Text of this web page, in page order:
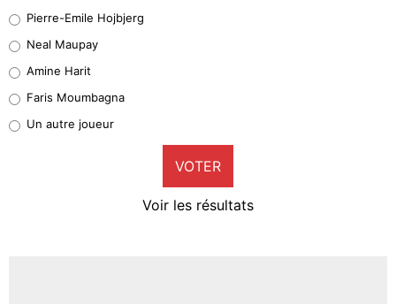
5%
1%
9%
Pierre-Emile Hojbjerg
Neal Maupay
Amine Harit
Faris Moumbagna
Un autre joueur
VOTER
Voir les résultats